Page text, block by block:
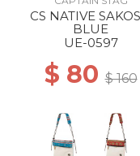
CS NATIVE
BLUE
UE-0597
$ 80$ 160